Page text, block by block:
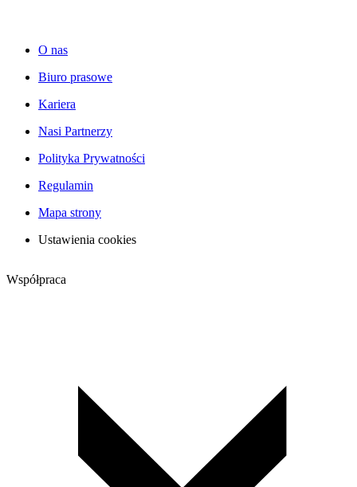
O nas
Biuro prasowe
Kariera
Nasi Partnerzy
Polityka Prywatności
Regulamin
Mapa strony
Ustawienia cookies
Współpraca